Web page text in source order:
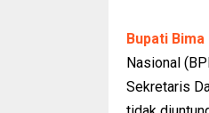
Bupati
Nasional
Sekretaris